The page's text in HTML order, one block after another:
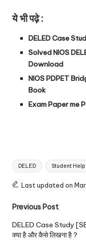
ये भी पढ़े :
DELED Case
Solved NIOS
Download
NIOS PDPET
Book
Exam Paper me
Tags:
DELED Student Help
Last updated on
Post
Previous Post
DELED Case Study
क्या है और कैसे लिखना है ?